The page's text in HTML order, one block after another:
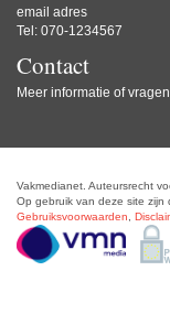
email adres
Tel: 070-1234567
Contact
Meer informatie of
Vakmedianet. Auteursrecht
Op gebruik van deze site zijn
Gebruiksvoorwaarden